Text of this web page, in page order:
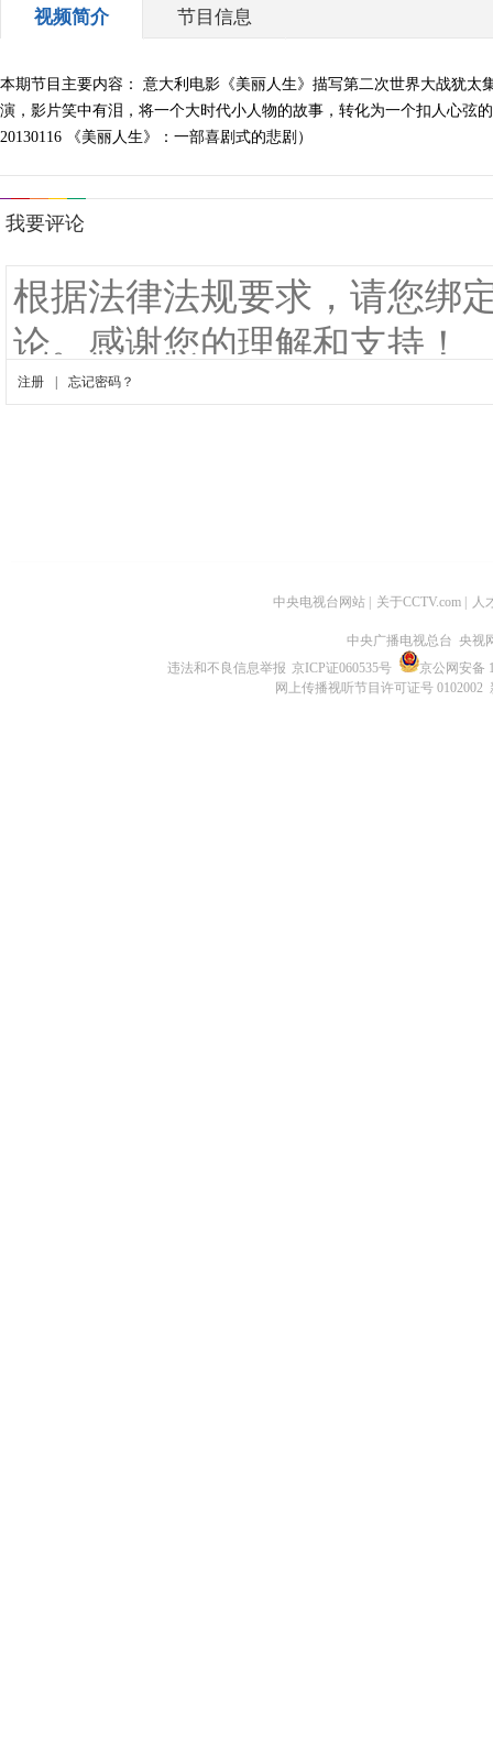
视频简介 节目信息
本期节目主要内容： 意大利电影《美丽人生》描写第二次世界大战犹
演，影片笑中有泪，将一个大时代小人物的故事，转化为一个扣人心弦
20130116 《美丽人生》：一部喜剧式的悲剧）
中央电视台网站 关于CCTV.com 人
中央广播电视总台 央视
违法和不良信息举报 京ICP证060535号
京公网安备
网上传播视听节目许可证号 0102002